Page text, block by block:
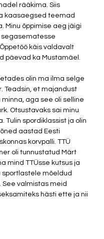
rääkima. Siis
kaasaegsed teemad
Minu õppimise aeg jäigi
segasematesse
käis valdavalt
päevad ka Mustamäel.
olin ma ilma selge
Teadsin, et majandust
minna, aga see oli selline
Otsustavaks sai minu
Tulin spordiklassist ja olin
aastad Eesti
korvpalli. TTÜ
oli tunnustatud Märt
mind TTÜsse kutsus ja
sportlastele mõeldud
See valmistas meid
hästi ette ja nii